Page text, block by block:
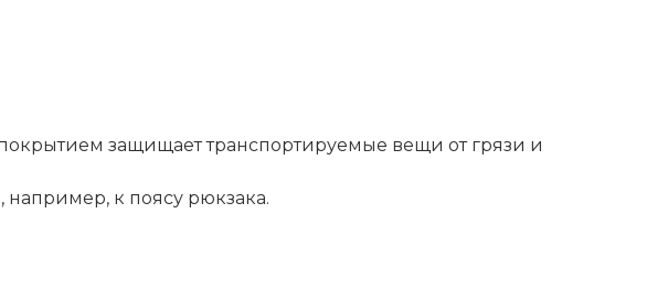
защищает транспортируемые вещи от грязи и
к поясу рюкзака.